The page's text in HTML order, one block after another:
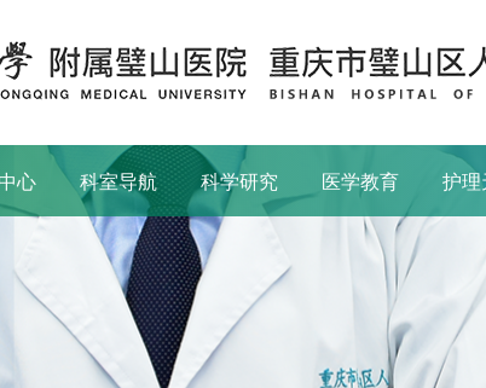
心 科室导航 科学研究 医学教育 护